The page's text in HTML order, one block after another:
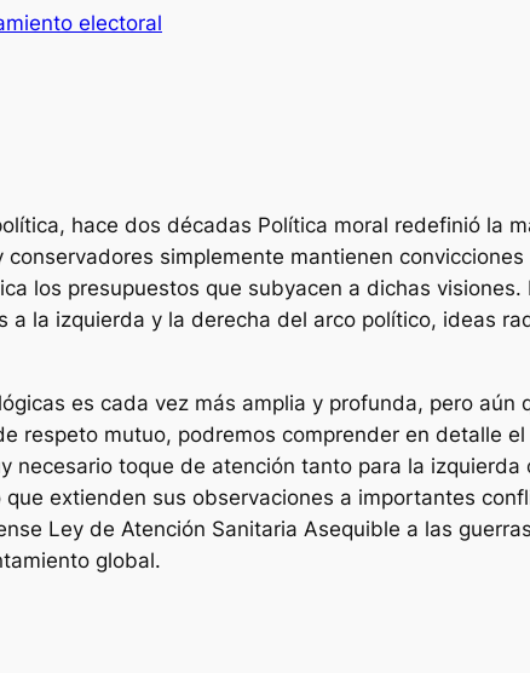
electoral
hace dos décadas Política moral redefinió la
simplemente mantienen
los presupuestos que subyacen a dichas
a la izquierda y la derecha del arco político, ideas
es cada vez más amplia y profunda, pero aún
respeto mutuo, podremos comprender en detalle
necesario toque de atención tanto para la
extienden sus observaciones a importantes
Ley de Atención Sanitaria Asequible a las
global.